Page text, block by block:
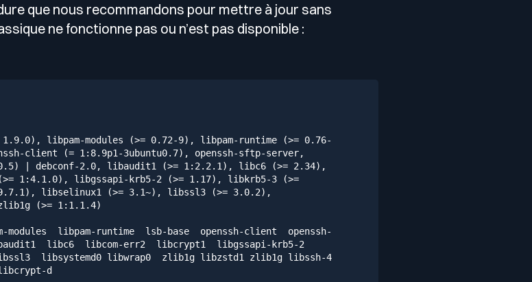
que nous recommandons pour mettre à jour sans
ne fonctionne pas ou n’est pas disponible :
1.9.0), libpam-modules (>= 0.72-9), libpam-runtime (>= 0.76-
client (= 1 :8.9p1-3ubuntu0.7),
openssh-sftp-server,
) debconf-2.0, libaudit1 (>= 1 :2.2.1), libc6 (>= 2.34),
(>= 1 :4.1.0), libgssapi-krb5-2 (>= 1.17), libkrb5-3
(>=
.7.1 ), libselinux1 (>= 3.1~), libssl3 (>= 3.0.2),
(>= 1 :1.1.4)
modules libpam-runtime lsb-base openssh-client
openssh-
libc6 libcom-err2 libcrypt1
libgssapi-krb5-2
libsystemd0 libwrap0 zlib1g libzstd1 zlib1g libssh-4
d